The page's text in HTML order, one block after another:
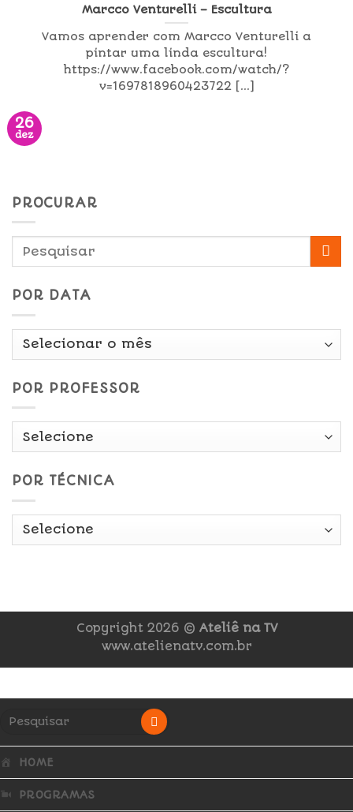
Marcco Venturelli – Escultura
Vamos aprender com Marcco Venturelli a
pintar uma linda escultura!
https://www.facebook.com/watch/?
v=1697818960423722 [...]
26
dez
PROCURAR
POR DATA
Por
POR PROFESSOR
POR TÉCNICA
Copyright 2026 © Ateliê na TV
www.atelienatv.com.br
HOME
PROGRAMAS